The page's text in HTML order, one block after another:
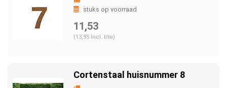
stuks op voorraad
11,53
(13,95 Incl. btw)
Cortenstaal huisnummer 8